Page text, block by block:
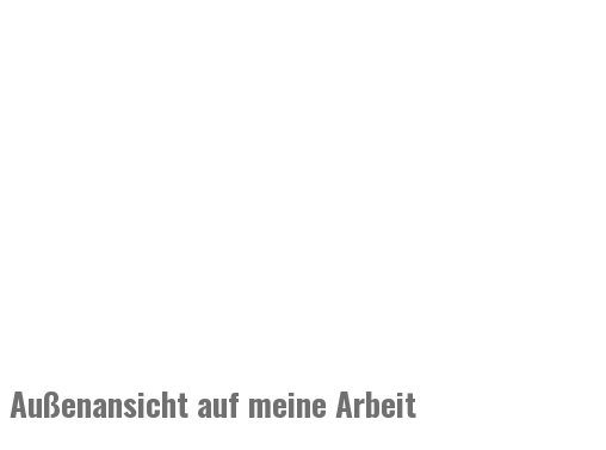
Außenansicht auf meine Arbeit